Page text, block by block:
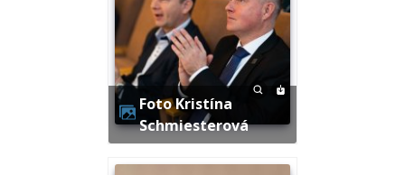
Foto Kristína
Schmiesterová